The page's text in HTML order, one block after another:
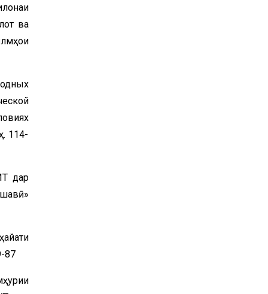
ва
114-
дар
87